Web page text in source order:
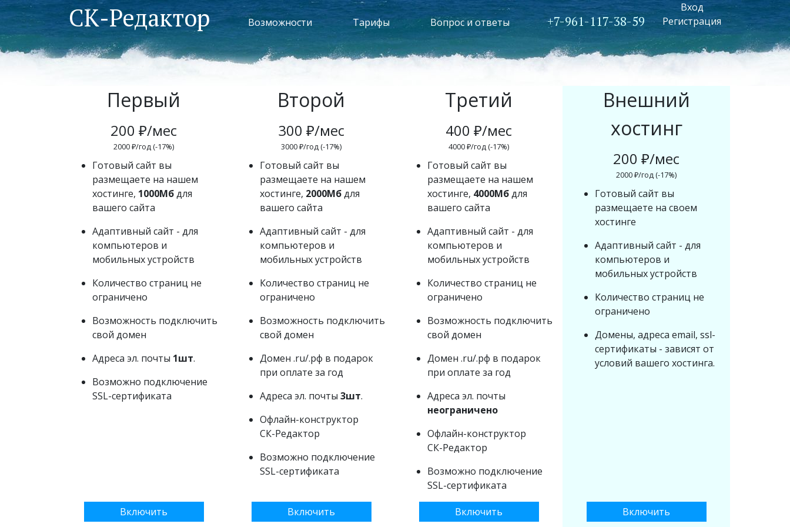
СК-Редактор Возможности Тарифы Вопрос и ответы +7-961-117-38-59
Вход
Регистрация
Первый
200 ₽/мес
2000 ₽/год (-17%)
Готовый сайт вы
размещаете на нашем
хостинге, 1000Мбдля
вашего сайта
Адаптивный сайт - для
компьютеров и
мобильных устройств
Количество страниц не
ограничено
Возможность подключить
свой домен
Адреса эл. почты 1шт.
Возможно подключение
SSL-сертификата
Включить
Второй
300 ₽/мес
3000 ₽/год (-17%)
Готовый сайт вы
размещаете на нашем
хостинге, 2000Мбдля
вашего сайта
Адаптивный сайт - для
компьютеров и
мобильных устройств
Количество страниц не
ограничено
Возможность подключить
свой домен
Домен .ru/.рф в подарок
при оплате за год
Адреса эл. почты 3шт.
Офлайн-конструктор
СК-Редактор
Возможно подключение
SSL-сертификата
Включить
Третий
400 ₽/мес
4000 ₽/год (-17%)
Готовый сайт вы
размещаете на нашем
хостинге, 4000Мбдля
вашего сайта
Адаптивный сайт - для
компьютеров и
мобильных устройств
Количество страниц не
ограничено
Возможность подключить
свой домен
Домен .ru/.рф в подарок
при оплате за год
Адреса эл. почты
неограничено
Офлайн-конструктор
СК-Редактор
Возможно подключение
SSL-сертификата
Включить
Внешний
хостинг
200 ₽/мес
2000 ₽/год (-17%)
Готовый сайт вы
размещаете на своем
хостинге
Адаптивный сайт - для
компьютеров и
мобильных устройств
Количество страниц не
ограничено
Домены, адреса email, ssl-
сертификаты - зависят от
условий вашего хостинга.
Включить